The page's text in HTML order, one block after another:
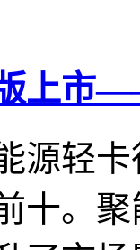
上市
源轻
十。